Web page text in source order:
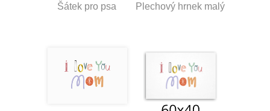
Šátek pro psa Plechový hrnek malý